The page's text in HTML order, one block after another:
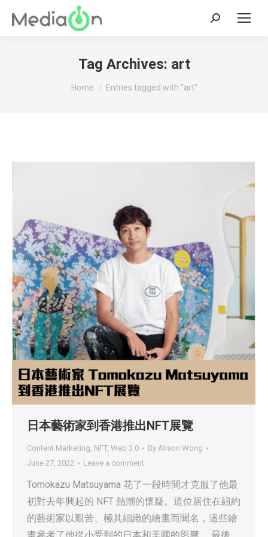
Search:
Tag Archives: art
You are here:
Home Entries tagged with "art"
日本藝術家到香港推出NFT展覽
Content Marketing, NFT, Web 3.0 By Alison Wong
June 27, 2022
Leave a comment
Tomokazu Matsuyama 花了一段時間才克服了他最
初對去年興起的 NFT 熱潮的懷疑。這位居住在紐約
的藝術家以艱苦、極其細緻的繪畫而聞名，這些繪